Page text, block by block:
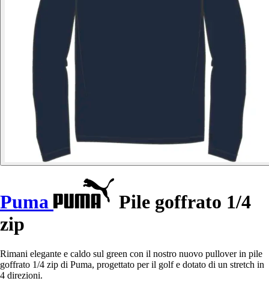
Puma
Pile goffrato 1/4
zip
Rimani elegante e caldo sul green con il nostro nuovo pullover in pile
goffrato 1/4 zip di Puma, progettato per il golf e dotato di un stretch in
4 direzioni.